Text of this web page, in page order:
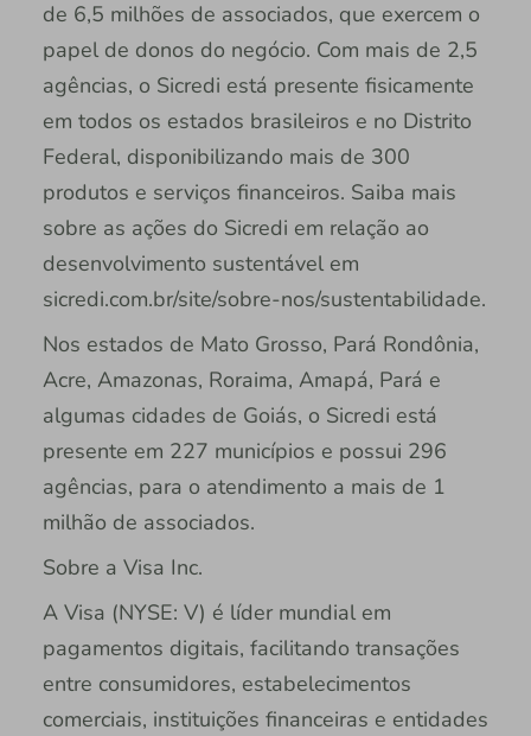
de 6,5 milhões de associados, que exercem o
papel de donos do negócio. Com mais de 2,5
agências, o Sicredi está presente fisicamente
em todos os estados brasileiros e no Distrito
Federal, disponibilizando mais de 300
produtos e serviços financeiros. Saiba mais
sobre as ações do Sicredi em relação ao
desenvolvimento sustentável em
sicredi.com.br/site/sobre-nos/sustentabilidade.
Nos estados de Mato Grosso, Pará Rondônia,
Acre, Amazonas, Roraima, Amapá, Pará e
algumas cidades de Goiás, o Sicredi está
presente em 227 municípios e possui 296
agências, para o atendimento a mais de 1
milhão de associados.
Sobre a Visa Inc.
A Visa (NYSE: V) é líder mundial em
pagamentos digitais, facilitando transações
entre consumidores, estabelecimentos
comerciais, instituições financeiras e entidades